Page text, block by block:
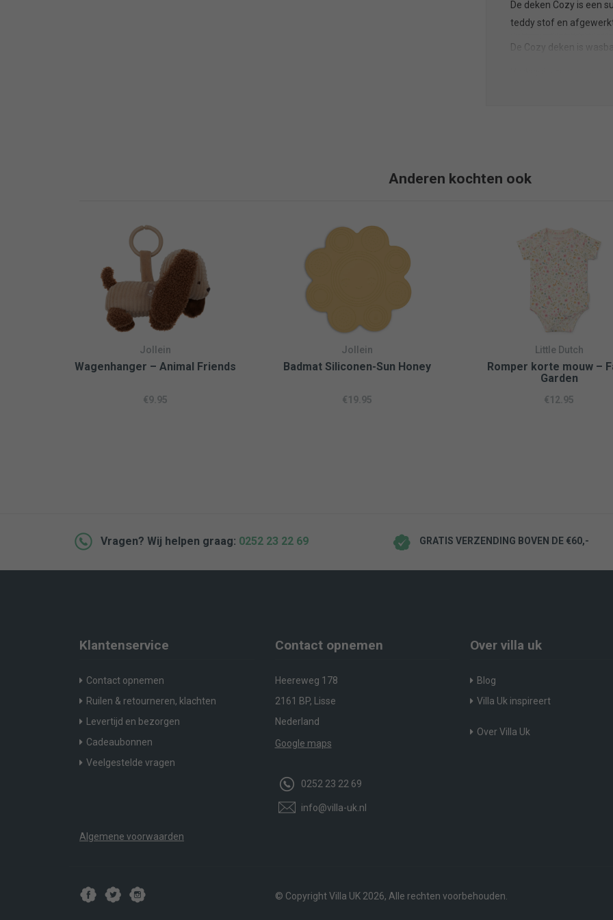
De deken Cozy is een
teddy stof en
De Cozy deken is
Anderen kochten ook
Jollein
Wagenhanger – Animal Friends
€9.95
Jollein
Badmat Siliconen-Sun Honey
€19.95
Little Dutch
Romper korte mouw –
Garden
€12.95
Vragen? Wij helpen graag: 0252 23 22 69
MOGELIJK BEZOEK ONZE WINKEL IN LISSE GRATIS VERZENDING BOVEN DE €60,-
Klantenservice
Contact opnemen
Ruilen & retourneren, klachten
Levertijd en bezorgen
Cadeaubonnen
Veelgestelde vragen
Contact opnemen
Heereweg 178
2161 BP, Lisse
Nederland
Google maps
0252 23 22 69
info@villa-uk.nl
Over villa uk
Blog
Villa Uk inspireert
Over Villa Uk
Algemene voorwaarden
© Copyright Villa UK 2026, Alle rechten voorbehouden.